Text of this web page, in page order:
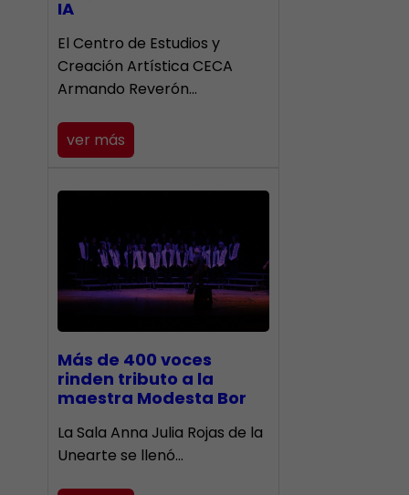
IA
El Centro de Estudios y
Creación Artística CECA
Armando Reverón…
ver más
Más de 400 voces
rinden tributo a la
maestra Modesta Bor
​La Sala Anna Julia Rojas de la
Unearte se llenó…